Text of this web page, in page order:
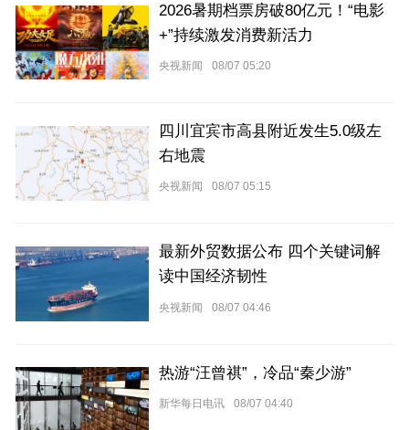
2026暑期档票房破80亿元！“电影
+”持续激发消费新活力
央视新闻 08/07 05:20
四川宜宾市高县附近发生5.0级左
右地震
央视新闻 08/07 05:15
最新外贸数据公布 四个关键词解
读中国经济韧性
央视新闻 08/07 04:46
热游“汪曾祺”，冷品“秦少游”
新华每日电讯 08/07 04:40